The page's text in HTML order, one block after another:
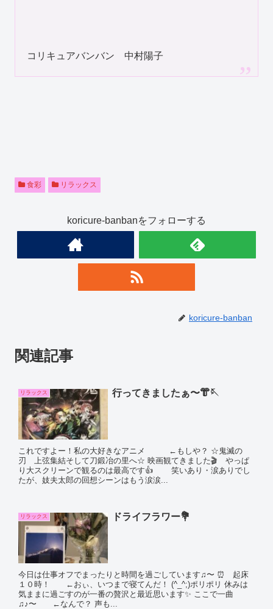
コリキュアバンバン 中村陽子
食彩 リラックス
koricure-banbanをフォローする
koricure-banban
関連記事
リラックス 行ってきましたぁ〜👘🪡
これですよー！私の大好きなアニメ ←もしや？ ☆鬼滅の
刃 上弦集結そして刀鍛冶の里へ☆ 映画観てきました🎬 やっぱ
り大スクリーンで観るのは最高です👍 笑いあり・涙ありでし
たが、妓夫太郎の回想シーンはもう涙涙...
リラックス ドライフラワー💐
今日は仕事オフでまったりと時間を過ごしています♫〜 ⏰ 起床
１０時！ ←おぃ、いつまで寝てんだ！ (^_^;)ポリポリ 休みは
気ままに過ごすのが一番の贅沢と最近思います✨ ここで一曲
♫♪〜 ←なんで？ 声も...